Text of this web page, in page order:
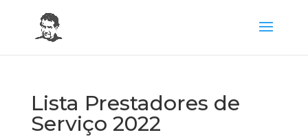
Lista Prestadores de
Serviço 2022